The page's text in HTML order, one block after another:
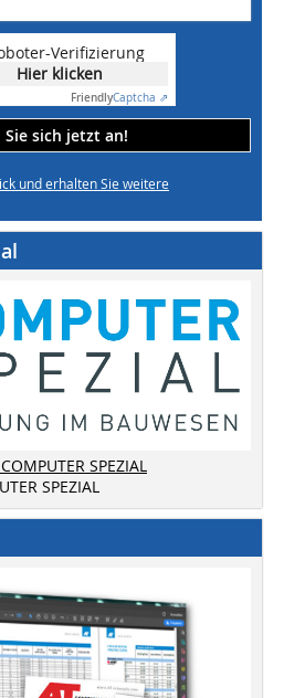
Verifizierung
Hier klicken
FriendlyCaptcha ⇗
Sie sich jetzt an!
und erhalten Sie weitere
SPEZIAL
SPEZIAL